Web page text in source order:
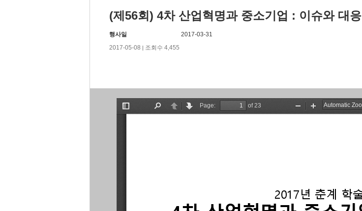
(제56회) 4차 산업혁명과 중소기업 : 이슈와 대응
행사일
2017-03-31
2017-05-08 | 조회수 4,455